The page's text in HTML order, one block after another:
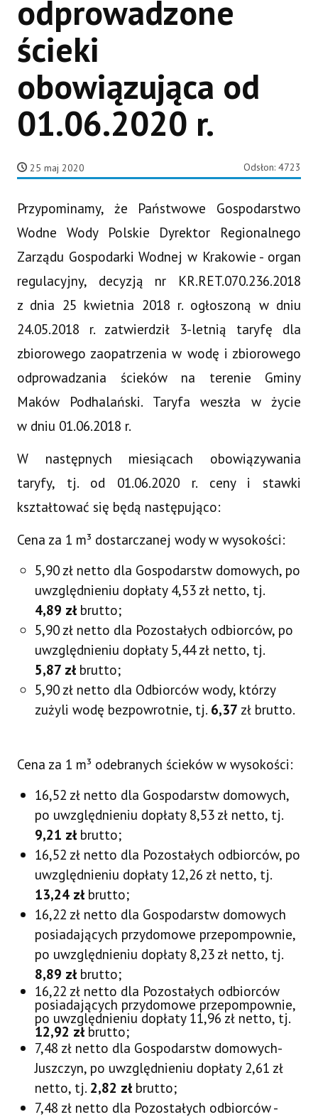
odprowadzone
ścieki
obowiązująca od
01.06.2020 r.
25 maj 2020 Odsłon: 4723
Przypominamy, że Państwowe Gospodarstwo
Wodne Wody Polskie Dyrektor Regionalnego
Zarządu Gospodarki Wodnej w Krakowie - organ
regulacyjny, decyzją nr KR.RET.070.236.2018
z dnia 25 kwietnia 2018 r. ogłoszoną w dniu
24.05.2018 r. zatwierdził 3-letnią taryfę dla
zbiorowego zaopatrzenia w wodę i zbiorowego
odprowadzania ścieków na terenie Gminy
Maków Podhalański. Taryfa weszła w życie
w dniu 01.06.2018 r.
W następnych miesiącach obowiązywania
taryfy, tj. od 01.06.2020 r. ceny i stawki
kształtować się będą następująco:
Cena za 1 m³ dostarczanej wody w wysokości:
5,90 zł netto dla Gospodarstw domowych, po
uwzględnieniu dopłaty 4,53 zł netto, tj.
4,89 zł brutto;
5,90 zł netto dla Pozostałych odbiorców, po
uwzględnieniu dopłaty 5,44 zł netto, tj.
5,87 zł brutto;
5,90 zł netto dla Odbiorców wody, którzy
zużyli wodę bezpowrotnie, tj. 6,37 zł brutto.
Cena za 1 m³ odebranych ścieków w wysokości:
16,52 zł netto dla Gospodarstw domowych,
po uwzględnieniu dopłaty 8,53 zł netto, tj.
9,21 zł brutto;
16,52 zł netto dla Pozostałych odbiorców, po
uwzględnieniu dopłaty 12,26 zł netto, tj.
13,24 zł brutto;
16,22 zł netto dla Gospodarstw domowych
posiadających przydomowe przepompownie,
po uwzględnieniu dopłaty 8,23 zł netto, tj.
8,89 zł brutto;
16,22 zł netto dla Pozostałych odbiorców
posiadających przydomowe przepompownie,
po uwzględnieniu dopłaty 11,96 zł netto, tj.
12,92 zł brutto;
7,48 zł netto dla Gospodarstw domowych-
Juszczyn, po uwzględnieniu dopłaty 2,61 zł
netto, tj. 2,82 zł brutto;
7,48 zł netto dla Pozostałych odbiorców -